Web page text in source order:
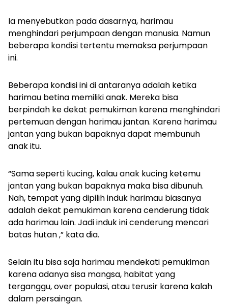
Ia menyebutkan pada dasarnya, harimau
menghindari perjumpaan dengan manusia. Namun
beberapa kondisi tertentu memaksa perjumpaan
ini.
Beberapa kondisi ini di antaranya adalah ketika
harimau betina memiliki anak. Mereka bisa
berpindah ke dekat pemukiman karena menghindari
pertemuan dengan harimau jantan. Karena harimau
jantan yang bukan bapaknya dapat membunuh
anak itu.
“Sama seperti kucing, kalau anak kucing ketemu
jantan yang bukan bapaknya maka bisa dibunuh.
Nah, tempat yang dipilih induk harimau biasanya
adalah dekat pemukiman karena cenderung tidak
ada harimau lain. Jadi induk ini cenderung mencari
batas hutan ,” kata dia.
Selain itu bisa saja harimau mendekati pemukiman
karena adanya sisa mangsa, habitat yang
terganggu, over populasi, atau terusir karena kalah
dalam persaingan.